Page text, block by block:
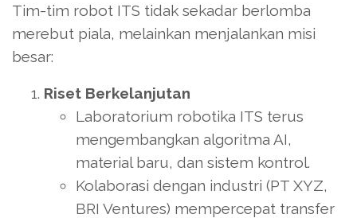
Tim-tim robot ITS tidak sekadar berlomba
merebut piala, melainkan menjalankan misi
besar:
Riset Berkelanjutan
Laboratorium robotika ITS terus
mengembangkan algoritma AI,
material baru, dan sistem kontrol.
Kolaborasi dengan industri (PT XYZ,
BRI Ventures) mempercepat transfer